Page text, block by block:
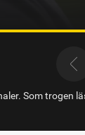
Som trogen